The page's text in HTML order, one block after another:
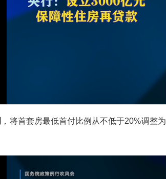
，将首套房最低首付比例从不低于20%调整